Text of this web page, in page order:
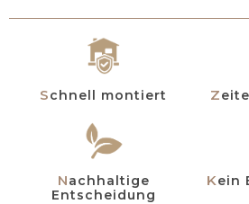
Schnell montiert
Nachhaltige
Entscheidung